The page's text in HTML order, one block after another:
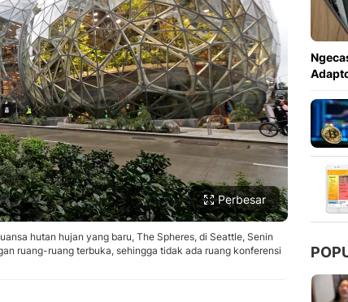
Perbesar
hutan hujan yang baru, The Spheres, di Seattle, Senin
ruang-ruang terbuka, sehingga tidak ada ruang konferensi